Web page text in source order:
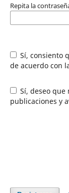
Repita la
Sí, consiento que mis datos se recopilen y se almacenen
de acuerdo con
Sí, deseo que me notifiquen acerca de nuevas
publicaciones y